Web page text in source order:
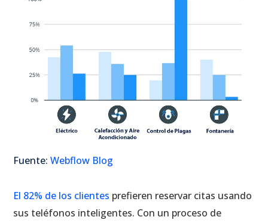
Fuente: Webflow Blog
El 82% de los clientes prefieren reservar citas usando
sus teléfonos inteligentes. Con un proceso de